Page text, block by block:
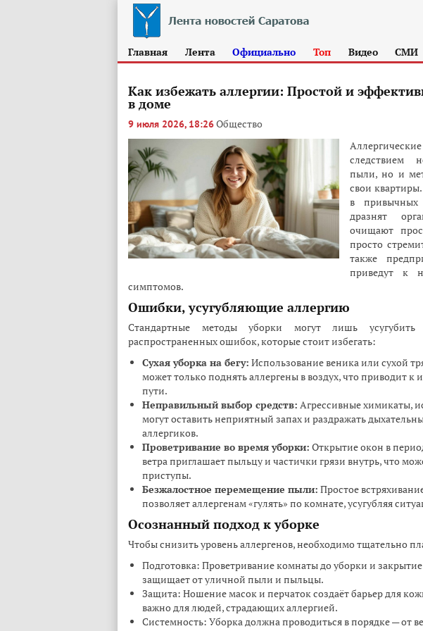
Главная Лента Официально Топ Видео СМИ
Как избежать аллергии: Простой и
в доме
9 июля 2026, 18:26Общество
следствием
пыли, но и
свои
в привычных
дразнят
очищают
просто
также
приведут к
симптомов.
Ошибки, усугубляющие аллергию
Стандартные методы уборки могут лишь
распространенных ошибок, которые стоит избегать:
Сухая уборка на бегу: Использование веника или сухой
может только поднять аллергены в воздух, что приводит
пути.
Неправильный выбор средств: Агрессивные химикаты,
могут оставить неприятный запах и раздражать
аллергиков.
Проветривание во время уборки: Открытие окон в
ветра приглашает пыльцу и частички грязи внутрь, что
приступы.
Безжалостное перемещение пыли: Простое
позволяет аллергенам «гулять» по комнате, усугубляя
Осознанный подход к уборке
Чтобы снизить уровень аллергенов, необходимо тщательно
Подготовка: Проветривание комнаты до уборки и
защищает от уличной пыли и пыльцы.
Защита: Ношение масок и перчаток создаёт барьер для
важно для людей, страдающих аллергией.
Системность: Уборка должна проводиться в порядке — от